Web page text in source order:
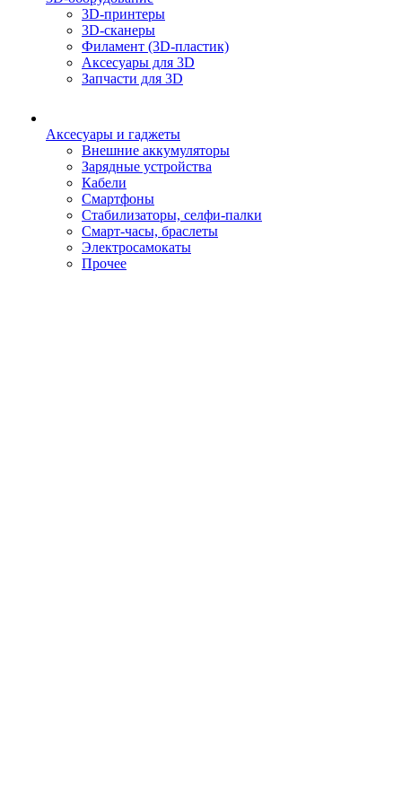
3D-принтеры
3D-сканеры
Филамент (3D-пластик)
Аксесуары для 3D
Запчасти для 3D
Аксесуары и гаджеты
Внешние аккумуляторы
Зарядные устройства
Кабели
Смартфоны
Стабилизаторы, селфи-палки
Смарт-часы, браслеты
Электросамокаты
Прочее